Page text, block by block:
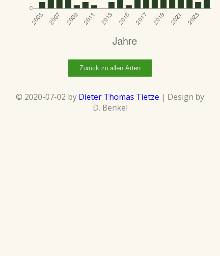
Zurück zu allen Arten
© 2020-07-02 by Dieter Thomas Tietze | Design by
D. Benkel